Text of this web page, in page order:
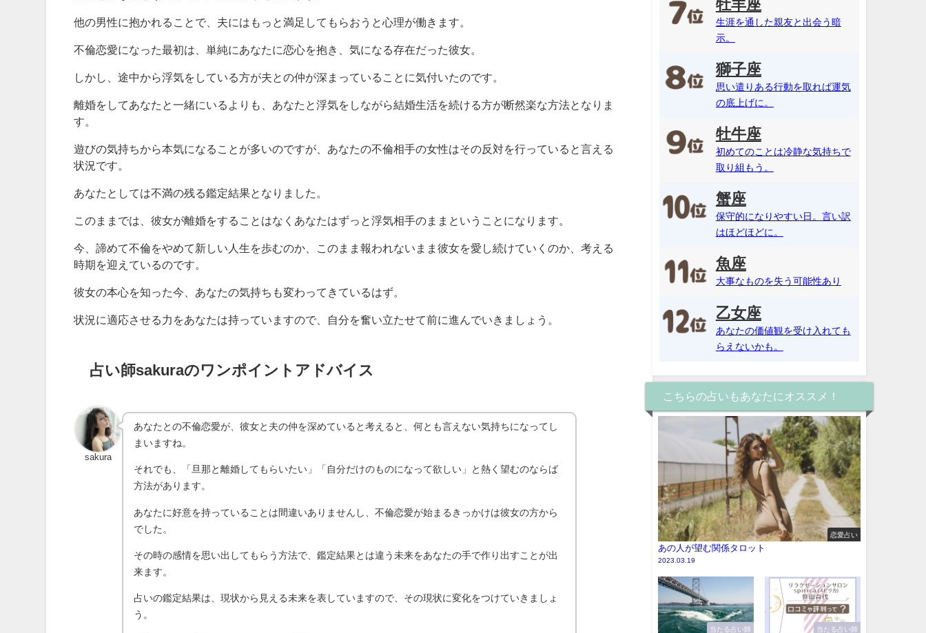
他の男性に抱かれることで、夫にはもっと満足してもらおうと心理が働きます。
不倫恋愛になった最初は、単純にあなたに恋心を抱き、気になる存在だった彼女。
しかし、途中から浮気をしている方が夫との仲が深まっていることに気付いたのです。
離婚をしてあなたと一緒にいるよりも、あなたと浮気をしながら結婚生活を続ける方が断然楽な方法となりま
す。
遊びの気持ちから本気になることが多いのですが、あなたの不倫相手の女性はその反対を行っていると言える
状況です。
あなたとしては不満の残る鑑定結果となりました。
このままでは、彼女が離婚をすることはなくあなたはずっと浮気相手のままということになります。
今、諦めて不倫をやめて新しい人生を歩むのか、このまま報われないまま彼女を愛し続けていくのか、考える
時期を迎えているのです。
彼女の本心を知った今、あなたの気持ちも変わってきているはず。
状況に適応させる力をあなたは持っていますので、自分を奮い立たせて前に進んでいきましょう。
占い師sakuraのワンポイントアドバイス
sakura
あなたとの不倫恋愛が、彼女と夫の仲を深めていると考えると、何とも言えない気持ちになってし
まいますね。
それでも、「旦那と離婚してもらいたい」「自分だけのものになって欲しい」と熱く望むのならば
方法があります。
あなたに好意を持っていることは間違いありませんし、不倫恋愛が始まるきっかけは彼女の方から
でした。
その時の感情を思い出してもらう方法で、鑑定結果とは違う未来をあなたの手で作り出すことが出
来ます。
占いの鑑定結果は、現状から見える未来を表していますので、その現状に変化をつけていきましょ
う。
牡羊座
生涯を通した親友と出会う暗
示。
獅子座
思い遣りある行動を取れば運気
の底上げに。
牡牛座
初めてのことは冷静な気持ちで
取り組もう。
蟹座
保守的になりやすい日。言い訳
はほどほどに。
魚座
大事なものを失う可能性あり
乙女座
あなたの価値観を受け入れても
らえないかも。
こちらの占いもあなたにオススメ！
恋愛占い
あの人が望む関係タロット
2023.03.19
当たる占い師 当たる占い師